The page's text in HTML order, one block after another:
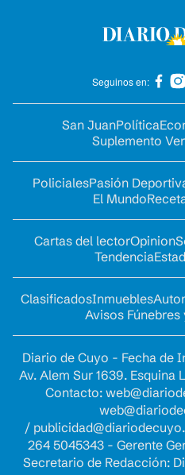
Seguinos en:
San JuanPolítica
Suplemento
PolicialesPasión
El Mundo
Cartas del lectorOpinion
Tendencia
ClasificadosInmuebles
Avisos Fúnebres
Diario de Cuyo - Fecha de
Av. Alem Sur 1639.
Contacto:
/
264 5045343 - Gerente
Secretario de Redacción: